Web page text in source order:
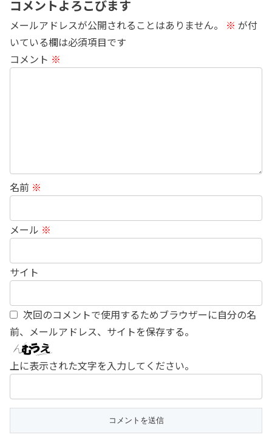
コメントよろこびます
メールアドレスが公開されることはありません。 ※ が付
いている欄は必須項目です
コメント ※
名前 ※
メール ※
サイト
次回のコメントで使用するためブラウザーに自分の名
前、メールアドレス、サイトを保存する。
上に表示された文字を入力してください。